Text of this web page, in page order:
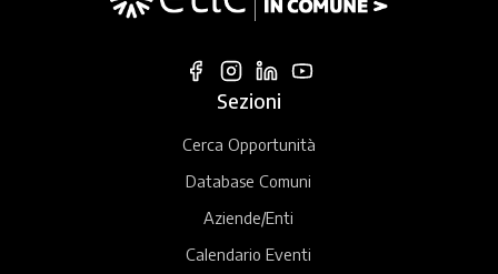
Sezioni
Cerca Opportunità
Database Comuni
Aziende/Enti
Calendario Eventi